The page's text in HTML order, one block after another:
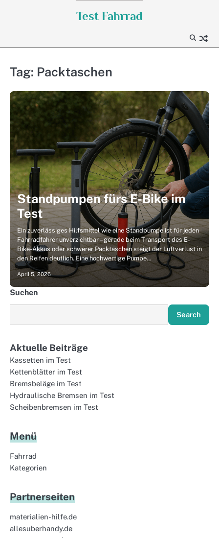
Test Fahrrad
Tag: Packtaschen
Standpumpen fürs E-Bike im
Test
Ein zuverlässiges Hilfsmittel wie eine Standpumpe ist für jeden
Fahrradfahrer unverzichtbar – gerade beim Transport des E-
Bike-Akkus oder schwerer Packtaschen steigt der Luftverlust in
den Reifen deutlich. Eine hochwertige Pumpe…
April 5, 2026
Suchen
Search
Aktuelle Beiträge
Kassetten im Test
Kettenblätter im Test
Bremsbeläge im Test
Hydraulische Bremsen im Test
Scheibenbremsen im Test
Menü
Fahrrad
Kategorien
Partnerseiten
materialien-hilfe.de
allesuberhandy.de